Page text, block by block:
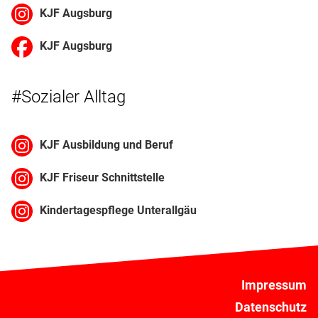
KJF Augsburg
KJF Augsburg
#Sozialer Alltag
KJF Ausbildung und Beruf
KJF Friseur Schnittstelle
Kindertagespflege Unterallgäu
Impressum
Datenschutz